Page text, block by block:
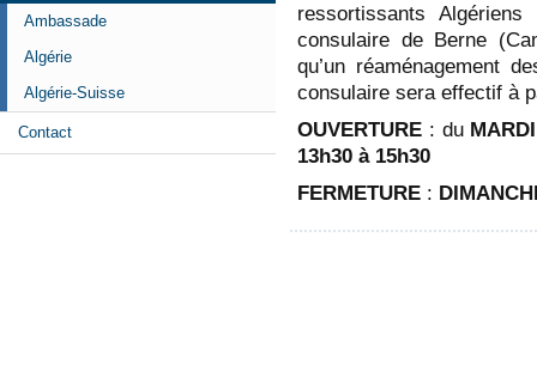
Ambassade
Algérie
Algérie-Suisse
Contact
ressortissants
consulaire de Berne
qu’un réaménagement
consulaire sera effectif à
OUVERTURE : du MARDI
13h30 à 15h30
FERMETURE :